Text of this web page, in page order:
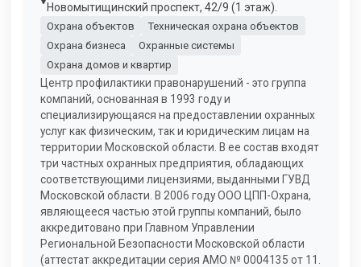
Новомытищинский проспект, 42/9 (1 этаж).
Охрана объектов
Техническая охрана объектов
Охрана бизнеса
Охранные системы
Охрана домов и квартир
Центр профилактики правонарушений - это группа
компаний, основанная в 1993 году и
специализирующаяся на предоставлении охранных
услуг как физическим, так и юридическим лицам на
территории Московской области. В ее состав входят
три частных охранных предприятия, обладающих
соответствующими лицензиями, выданными ГУВД
Московской области. В 2006 году ООО ЦПП-Охрана,
являющееся частью этой группы компаний, было
аккредитовано при Главном Управлении
Региональной Безопасности Московской области
(аттестат аккредитации серия АМО № 0004135 от 11.